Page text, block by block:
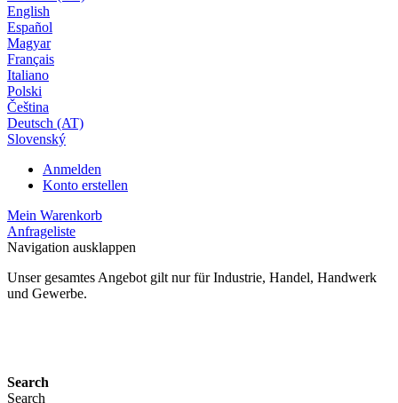
English
Español
Magyar
Français
Italiano
Polski
Čeština
Deutsch (AT)
Slovenský
Anmelden
Konto erstellen
Mein Warenkorb
Anfrageliste
Navigation ausklappen
Unser gesamtes Angebot gilt nur für Industrie, Handel, Handwerk
und Gewerbe.
Search
Search